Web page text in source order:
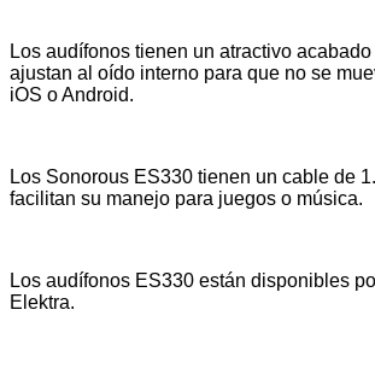
Los audífonos tienen un atractivo
ajustan al oído interno para que no se
iOS o Android.
Los Sonorous ES330 tienen un cable de
facilitan su manejo para juegos o música.
Los audífonos ES330 están disponibles
Elektra.